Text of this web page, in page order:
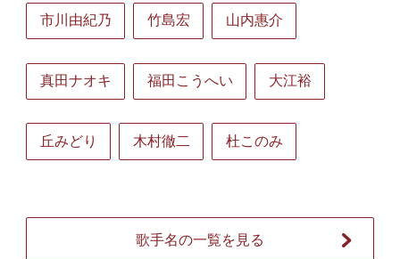
市川由紀乃 竹島宏 山内惠介
真田ナオキ 福田こうへい 大江裕
丘みどり 木村徹二 杜このみ
歌手名の一覧を見る